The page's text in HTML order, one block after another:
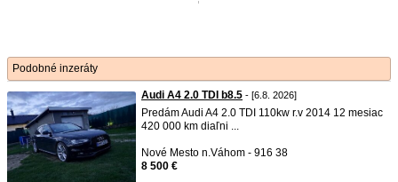
Podobné inzeráty
Audi A4 2.0 TDI b8.5 - [6.8. 2026]
Predám Audi A4 2.0 TDI 110kw r.v 2014 12 mesiac
420 000 km diaľni ...
Nové Mesto n.Váhom - 916 38
8 500 €